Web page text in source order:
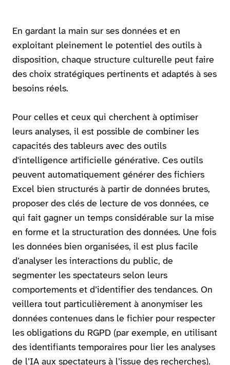
En gardant la main sur ses données et en
exploitant pleinement le potentiel des outils à
disposition, chaque structure culturelle peut faire
des choix stratégiques pertinents et adaptés à ses
besoins réels.
Pour celles et ceux qui cherchent à optimiser
leurs analyses, il est possible de combiner les
capacités des tableurs avec des outils
d'intelligence artificielle générative. Ces outils
peuvent automatiquement générer des fichiers
Excel bien structurés à partir de données brutes,
proposer des clés de lecture de vos données, ce
qui fait gagner un temps considérable sur la mise
en forme et la structuration des données. Une fois
les données bien organisées, il est plus facile
d’analyser les interactions du public, de
segmenter les spectateurs selon leurs
comportements et d’identifier des tendances. On
veillera tout particulièrement à anonymiser les
données contenues dans le fichier pour respecter
les obligations du RGPD (par exemple, en utilisant
des identifiants temporaires pour lier les analyses
de l’IA aux spectateurs à l’issue des recherches).